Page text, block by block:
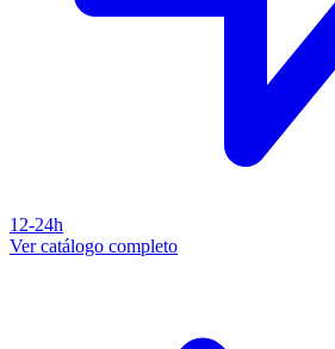
12-24h
Ver catálogo completo